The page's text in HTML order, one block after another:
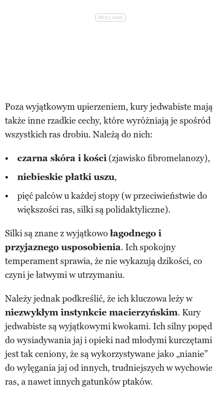
Poza wyjątkowym upierzeniem, kury jedwabiste mają
także inne rzadkie cechy, które wyróżniają je spośród
wszystkich ras drobiu. Należą do nich:
czarna skóra i kości (zjawisko fibromelanozy),
niebieskie płatki uszu,
pięć palców u każdej stopy (w przeciwieństwie do
większości ras, silki są polidaktyliczne).
Silki są znane z wyjątkowo łagodnego i
przyjaznego usposobienia. Ich spokojny
temperament sprawia, że nie wykazują dzikości, co
czyni je łatwymi w utrzymaniu.
Należy jednak podkreślić, że ich kluczowa leży w
niezwykłym instynkcie macierzyńskim. Kury
jedwabiste są wyjątkowymi kwokami. Ich silny popęd
do wysiadywania jaj i opieki nad młodymi kurczętami
jest tak ceniony, że są wykorzystywane jako „nianie”
do wylęgania jaj od innych, trudniejszych w wychowie
ras, a nawet innych gatunków ptaków.